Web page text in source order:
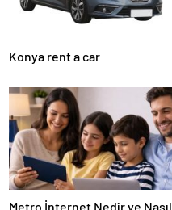
Konya rent a car
Metro İnternet Nedir ve Nasıl